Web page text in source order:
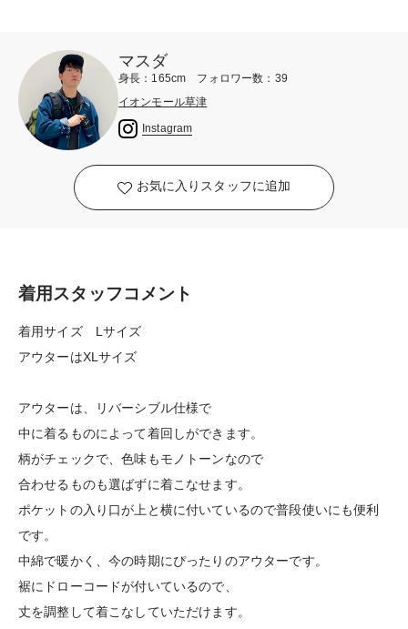
マスダ
身長：165cm フォロワー数：39
イオンモール草津
Instagram
お気に入りスタッフに追加
着用スタッフコメント
着用サイズ Lサイズ
アウターはXLサイズ
アウターは、リバーシブル仕様で
中に着るものによって着回しができます。
柄がチェックで、色味もモノトーンなので
合わせるものも選ばずに着こなせます。
ポケットの入り口が上と横に付いているので普段使いにも便利
です。
中綿で暖かく、今の時期にぴったりのアウターです。
裾にドローコードが付いているので、
丈を調整して着こなしていただけます。